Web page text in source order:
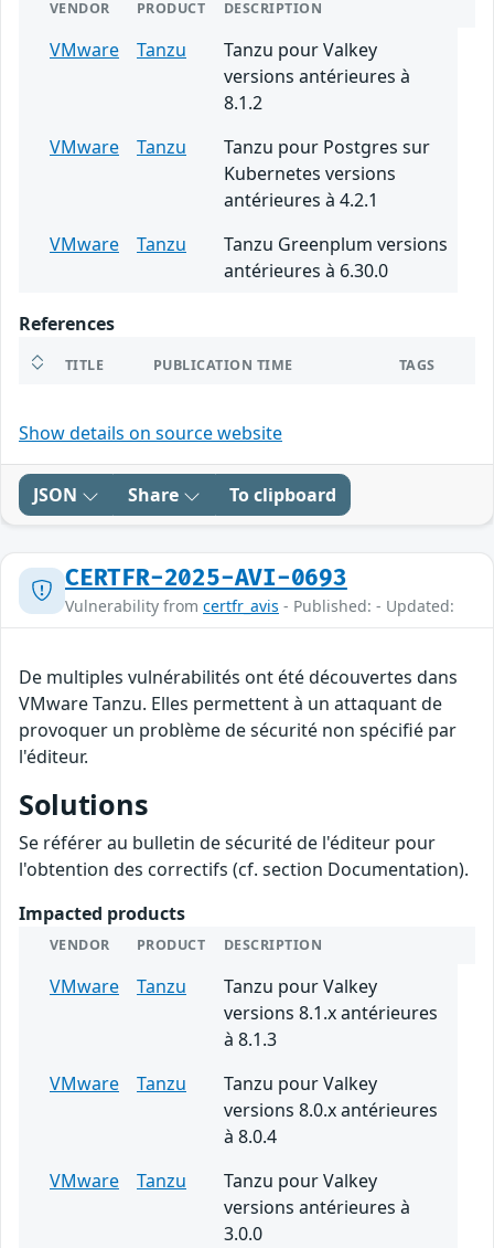
VENDOR PRODUCT DESCRIPTION
VMware Tanzu
Tanzu pour Valkey
versions antérieures à
8.1.2
VMware
Tanzu
Tanzu pour Postgres sur
Kubernetes versions
antérieures à 4.2.1
VMware
Tanzu
Tanzu Greenplum versions
antérieures à 6.30.0
References
TITLE PUBLICATION TIME TAGS
Show details on source website
JSON Share To clipboard
CERTFR-2025-AVI-0693
Vulnerability from certfr_avis - Published: - Updated:
De multiples vulnérabilités ont été découvertes dans
VMware Tanzu. Elles permettent à un attaquant de
provoquer un problème de sécurité non spécifié par
l'éditeur.
Solutions
Se référer au bulletin de sécurité de l'éditeur pour
l'obtention des correctifs (cf. section Documentation).
Impacted products
VENDOR PRODUCT DESCRIPTION
VMware Tanzu
Tanzu pour Valkey
versions 8.1.x antérieures
à 8.1.3
VMware
Tanzu
Tanzu pour Valkey
versions 8.0.x antérieures
à 8.0.4
VMware
Tanzu
Tanzu pour Valkey
versions antérieures à
3.0.0